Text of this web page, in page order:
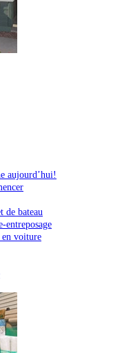
aujourd’hui!
de bateau
entreposage
en voiture